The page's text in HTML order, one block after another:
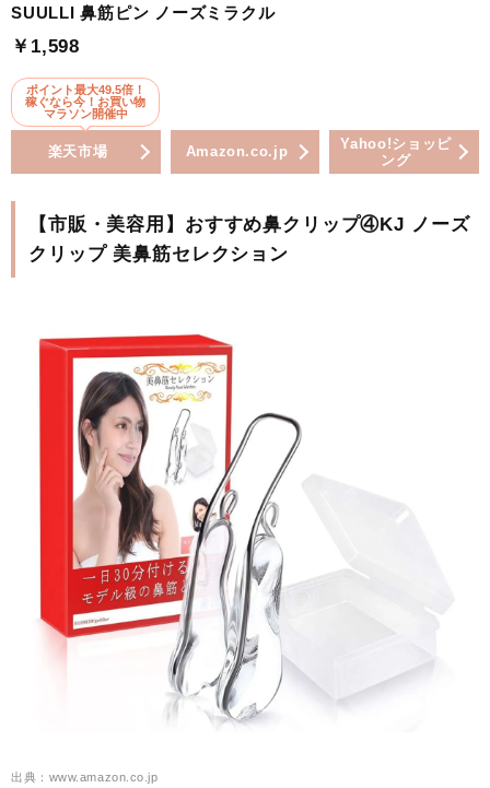
SUULLI 鼻筋ピン ノーズミラクル
￥1,598
ポイント最大49.5倍！
稼ぐなら今！お買い物
マラソン開催中
楽天市場 Amazon.co.jp
Yahoo!ショッピ
ング
【市販・美容用】おすすめ鼻クリップ④KJ ノーズ
クリップ 美鼻筋セレクション
出典：www.amazon.co.jp